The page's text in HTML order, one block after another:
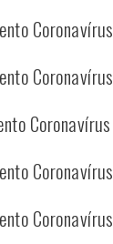
Coronavírus
Coronavírus
Coronavírus
Coronavírus
Coronavírus